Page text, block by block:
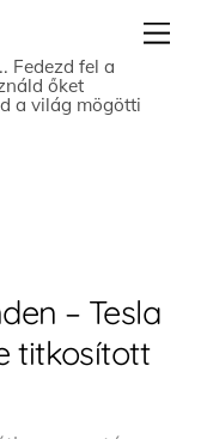
Fedezd fel a
őket
a világ mögötti
– Tesla
titkosított